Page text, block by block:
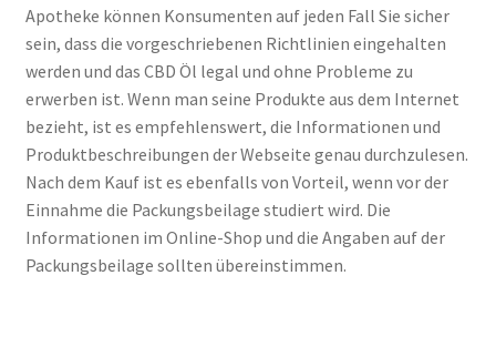
Apotheke können Konsumenten auf jeden Fall Sie sicher
sein, dass die vorgeschriebenen Richtlinien eingehalten
werden und das CBD Öl legal und ohne Probleme zu
erwerben ist. Wenn man seine Produkte aus dem Internet
bezieht, ist es empfehlenswert, die Informationen und
Produktbeschreibungen der Webseite genau durchzulesen.
Nach dem Kauf ist es ebenfalls von Vorteil, wenn vor der
Einnahme die Packungsbeilage studiert wird. Die
Informationen im Online-Shop und die Angaben auf der
Packungsbeilage sollten übereinstimmen.